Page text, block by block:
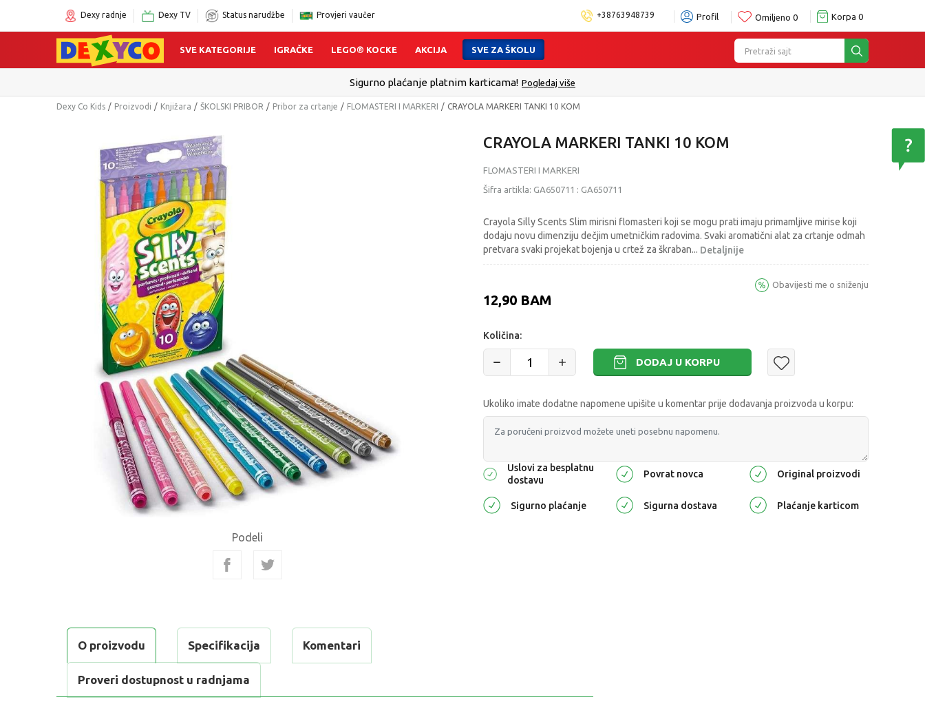
Dexy radnje Dexy TV Status narudžbe Provjeri vaučer +38763948739 Profil Omiljeno 0 Korpa 0
Pretraži sajt
SVE KATEGORIJE IGRAČKE LEGO® KOCKE AKCIJA SVE ZA ŠKOLU
Click&Collect - Platite karticom Online i preuzmite u prodavnici po Vašem izboru
Dexy Co Kids Proizvodi Knjižara ŠKOLSKI PRIBOR Pribor za crtanje FLOMASTERI I MARKERI CRAYOLA MARKERI TANKI 10 KOM
Podeli
CRAYOLA MARKERI TANKI 10 KOM
FLOMASTERI I MARKERI
Šifra artikla: GA650711 : GA650711
Crayola Silly Scents Slim mirisni flomasteri koji se mogu prati imaju primamljive mirise koji
dodaju novu dimenziju dečjim umetničkim radovima. Svaki aromatični alat za crtanje odmah
pretvara svaki projekat bojenja u crtež za škraban... Detaljnije
12,90 BAM
Obavijesti me o sniženju
Količina:
DODAJ U KORPU
Ukoliko imate dodatne napomene upišite u komentar prije dodavanja proizvoda u korpu:
Uslovi za besplatnu
dostavu
Povrat novca Original proizvodi
Sigurno plaćanje Sigurna dostava Plaćanje karticom
O proizvodu Specifikacija Komentari
Proveri dostupnost u radnjama